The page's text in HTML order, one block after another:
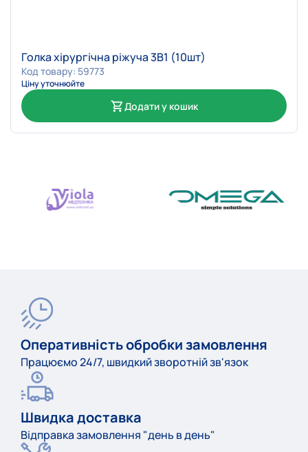
Голка хірургічна ріжуча 3В1 (10шт)
Код товару: 59773
Ціну уточнюйте
Додати у кошик
Оперативність обробки замовлення
Працюємо 24/7, швидкий зворотній зв'язок
Швидка доставка
Відправка замовлення "день в день"